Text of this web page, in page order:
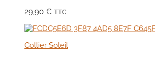
29,90 € TTC
Collier Soleil